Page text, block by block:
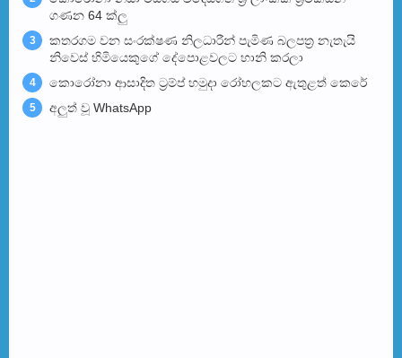
ගණන 64 ක්ලු
3
කතරගම වන සංරක්ෂණ නිලධාරීන් පැමිණ බලපත්‍ර නැතැයි
නිවෙස් හිමියෙකුගේ දේපොළවලට හානි කරලා
4 කොරෝනා ආසාදිත ට්‍රම්ප් හමුදා රෝහලකට ඇතුළත් කෙරේ
5 අලුත් වූ WhatsApp